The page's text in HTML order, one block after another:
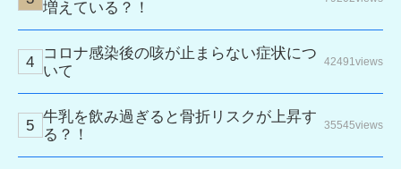
増えている？！
コロナ感染後の咳が止まらない症状につ
いて
42491views
牛乳を飲み過ぎると骨折リスクが上昇す
る？！
35545views